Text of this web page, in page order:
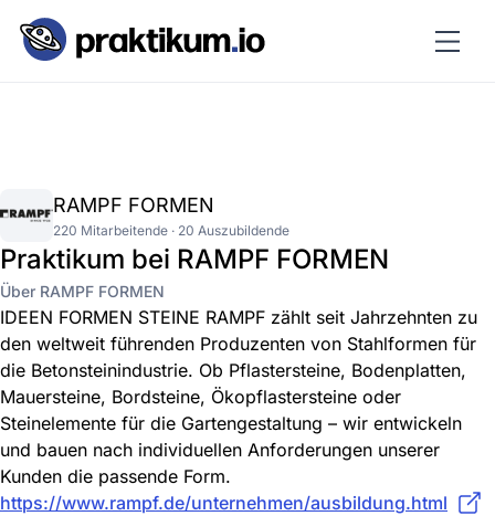
RAMPF FORMEN
220 Mitarbeitende · 20 Auszubildende
Praktikum bei RAMPF FORMEN
Über RAMPF FORMEN
IDEEN FORMEN STEINE RAMPF zählt seit Jahrzehnten zu
den weltweit führenden Produzenten von Stahlformen für
die Betonsteinindustrie. Ob Pflastersteine, Bodenplatten,
Mauersteine, Bord­steine, Ökopflastersteine oder
Steinelemente für die Gartengestaltung – wir entwickeln
und bauen nach individuellen Anforderungen unserer
Kunden die passende Form.
https://www.rampf.de/unternehmen/ausbildung.html